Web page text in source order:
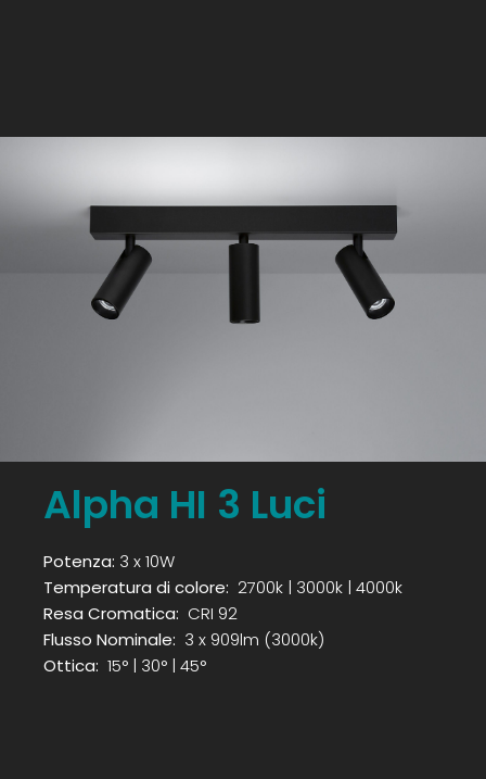
Alpha HI 3 Luci
Potenza: 3 x 10W
Temperatura di colore: 2700k | 3000k | 4000k
Resa Cromatica: CRI 92
Flusso Nominale: 3 x 909lm (3000k)
Ottica: 15° | 30° | 45°